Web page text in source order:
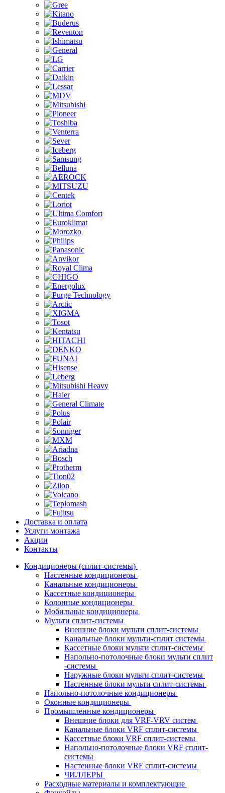
Доставка и оплата
Услуги монтажа
Акции
Контакты
Кондиционеры (сплит-системы)
Настенные кондиционеры
Канальные кондиционеры
Кассетные кондиционеры
Колонные кондиционеры
Мобильные кондиционеры
Мульти сплит-системы
Внешние блоки мульти сплит-системы
Канальные блоки мульти-сплит системы
Кассетные блоки мульти сплит-системы
Напольно-потолочные блоки мульти сплит
-системы
Наружные блоки мульти сплит-системы
Настенные блоки мульти сплит-системы
Напольно-потолочные кондиционеры
Оконные кондиционеры
Промышленные кондиционеры
Внешние блоки для VRF-VRV систем
Канальные блоки VRF сплит-системы
Кассетные блоки VRF сплит-системы
Напольно-потолочные блоки VRF сплит-
системы
Настенные блоки VRF сплит-системы
ЧИЛЛЕРЫ
Расходные материалы и комплектующие